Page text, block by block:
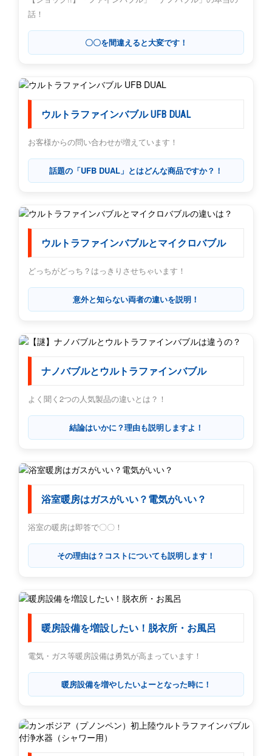
話！
〇〇を間違えると大変です！
ウルトラファインバブル UFB DUAL
お客様からの問い合わせが増えています！
話題の「UFB DUAL」とはどんな商品ですか？！
ウルトラファインバブルとマイクロバブル
どっちがどっち？はっきりさせちゃいます！
意外と知らない両者の違いを説明！
ナノバブルとウルトラファインバブル
よく聞く2つの人気製品の違いとは？！
結論はいかに？理由も説明しますよ！
浴室暖房はガスがいい？電気がいい？
浴室の暖房は即答で〇〇！
その理由は？コストについても説明します！
暖房設備を増設したい！脱衣所・お風呂
電気・ガス等暖房設備は勇気が高まっています！
暖房設備を増やしたいよーとなった時に！